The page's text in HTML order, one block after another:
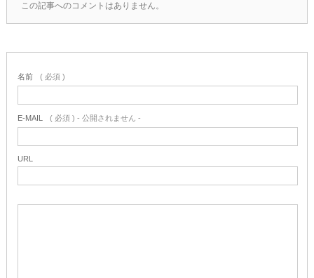
この記事へのコメントはありません。
名前 ( 必須 )
E-MAIL ( 必須 ) - 公開されません -
URL